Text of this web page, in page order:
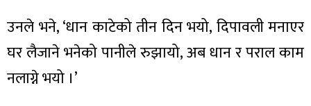
उनले भने, ‘धान काटेको तीन दिन भयो, दिपावली मनाएर
घर लैजाने भनेको पानीले रुझायो, अब धान र पराल काम
नलाग्ने भयो ।’